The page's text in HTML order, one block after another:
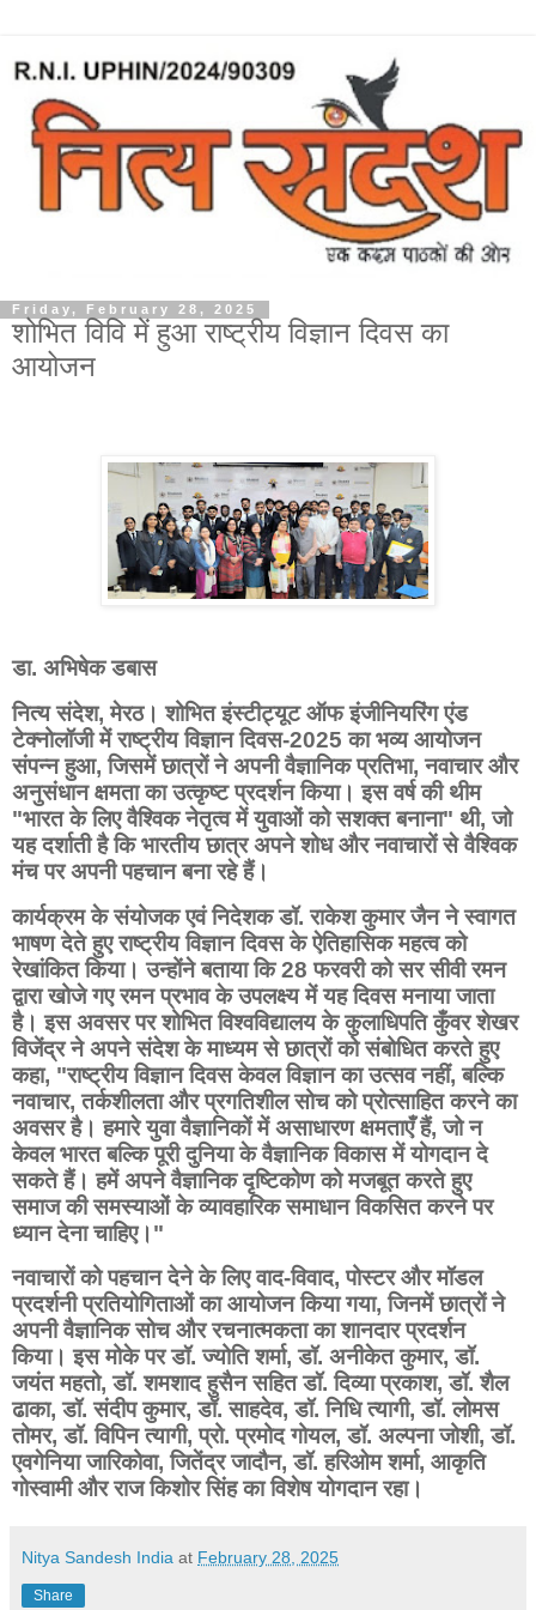
Friday, February 28, 2025
शोभित विवि में हुआ राष्ट्रीय विज्ञान दिवस का
आयोजन
डा. अभिषेक डबास
नित्य संदेश,मेरठ। शोभित इंस्टीट्यूट ऑफ इंजीनियरिंग एंड
टेक्नोलॉजी में राष्ट्रीय विज्ञान दिवस-2025 का भव्य आयोजन
संपन्न हुआ, जिसमें छात्रों ने अपनी वैज्ञानिक प्रतिभा, नवाचार और
अनुसंधान क्षमता का उत्कृष्ट प्रदर्शन किया। इस वर्ष की थीम
"भारत के लिए वैश्विक नेतृत्व में युवाओं को सशक्त बनाना" थी, जो
यह दर्शाती है कि भारतीय छात्र अपने शोध और नवाचारों से वैश्विक
मंच पर अपनी पहचान बना रहे हैं।
कार्यक्रम के संयोजक एवं निदेशक डॉ. राकेश कुमार जैन ने स्वागत
भाषण देते हुए राष्ट्रीय विज्ञान दिवस के ऐतिहासिक महत्व को
रेखांकित किया। उन्होंने बताया कि 28 फरवरी को सर सीवी रमन
द्वारा खोजे गए रमन प्रभाव के उपलक्ष्य में यह दिवस मनाया जाता
है। इस अवसर पर शोभित विश्वविद्यालय के कुलाधिपति कुँवर शेखर
विजेंद्र ने अपने संदेश के माध्यम से छात्रों को संबोधित करते हुए
कहा, "राष्ट्रीय विज्ञान दिवस केवल विज्ञान का उत्सव नहीं, बल्कि
नवाचार, तर्कशीलता और प्रगतिशील सोच को प्रोत्साहित करने का
अवसर है। हमारे युवा वैज्ञानिकों में असाधारण क्षमताएँ हैं, जो न
केवल भारत बल्कि पूरी दुनिया के वैज्ञानिक विकास में योगदान दे
सकते हैं। हमें अपने वैज्ञानिक दृष्टिकोण को मजबूत करते हुए
समाज की समस्याओं के व्यावहारिक समाधान विकसित करने पर
ध्यान देना चाहिए।"
नवाचारों को पहचान देने के लिए वाद-विवाद, पोस्टर और मॉडल
प्रदर्शनी प्रतियोगिताओं का आयोजन किया गया, जिनमें छात्रों ने
अपनी वैज्ञानिक सोच और रचनात्मकता का शानदार प्रदर्शन
किया। इस मोके पर डॉ. ज्योति शर्मा, डॉ. अनीकेत कुमार, डॉ.
जयंत महतो, डॉ. शमशाद हुसैन सहित डॉ. दिव्या प्रकाश, डॉ. शैल
ढाका, डॉ. संदीप कुमार, डॉ. साहदेव, डॉ. निधि त्यागी, डॉ. लोमस
तोमर, डॉ. विपिन त्यागी, प्रो. प्रमोद गोयल, डॉ. अल्पना जोशी, डॉ.
एवगेनिया जारिकोवा, जितेंद्र जादौन, डॉ. हरिओम शर्मा, आकृति
गोस्वामी और राज किशोर सिंह का विशेष योगदान रहा।
Nitya Sandesh India at February 28, 2025
Share